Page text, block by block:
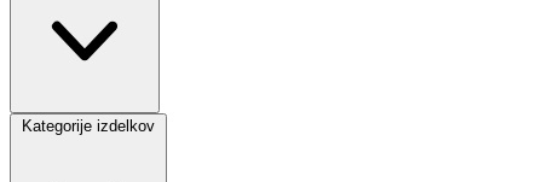
Kategorije izdelkov